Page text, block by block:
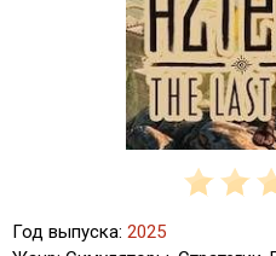
Год выпуска: 2025